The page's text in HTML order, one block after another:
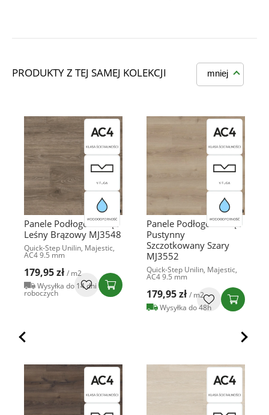
PRODUKTY Z TEJ SAMEJ KOLEKCJI mniej
Panele Podłogowe Dąb
Leśny Brązowy MJ3548
Quick-Step Unilin, Majestic,
AC4 9.5 mm
179,95 zł / m2
Wysyłka do 14 dni
roboczych
Panele Podłogowe Dąb
Pustynny
Szczotkowany Szary
MJ3552
Quick-Step Unilin, Majestic,
AC4 9.5 mm
179,95 zł / m2
Wysyłka do 48h